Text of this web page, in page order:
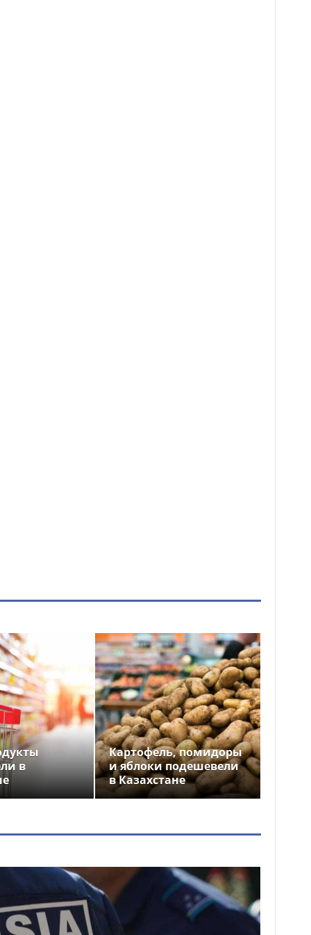
в
Картофель, помидоры
и яблоки подешевели
в Казахстане